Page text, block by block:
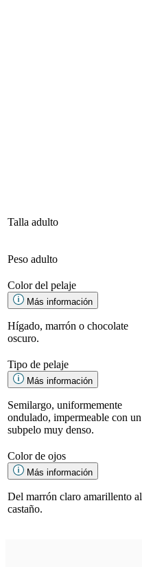
Talla adulto
Peso adulto
Color del pelaje
Más información
Hígado, marrón o chocolate
oscuro.
Tipo de pelaje
Más información
Semilargo, uniformemente
ondulado, impermeable con un
subpelo muy denso.
Color de ojos
Más información
Del marrón claro amarillento al
castaño.